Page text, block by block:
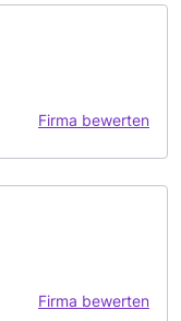
Firma bewerten
Firma bewerten